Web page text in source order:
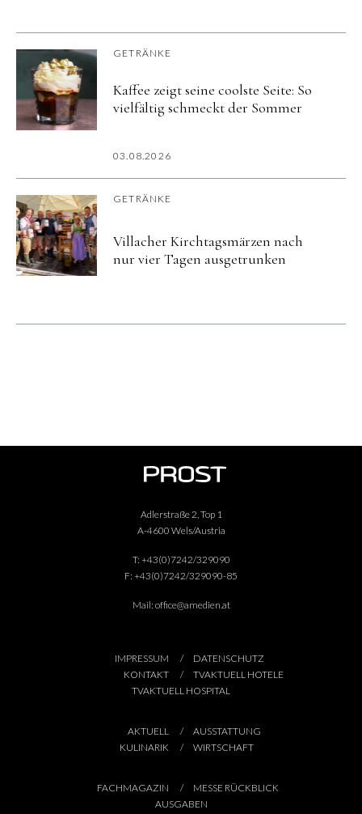
GETRÄNKE
Kaffee zeigt seine coolste Seite: So
vielfältig schmeckt der Sommer
03.08.2026
GETRÄNKE
Villacher Kirchtagsmärzen nach
nur vier Tagen ausgetrunken
Adlerstraße 2, Top 1
A-4600 Wels/Austria
T: +43(0)7242/329090
F: +43(0)7242/329090-85
Mail: office@amedien.at
IMPRESSUM
DATENSCHUTZ
KONTAKT
TVAKTUELL HOTELE
TVAKTUELL HOSPITAL
AKTUELL
AUSSTATTUNG
KULINARIK
WIRTSCHAFT
FACHMAGAZIN
MESSE RÜCKBLICK
AUSGABEN